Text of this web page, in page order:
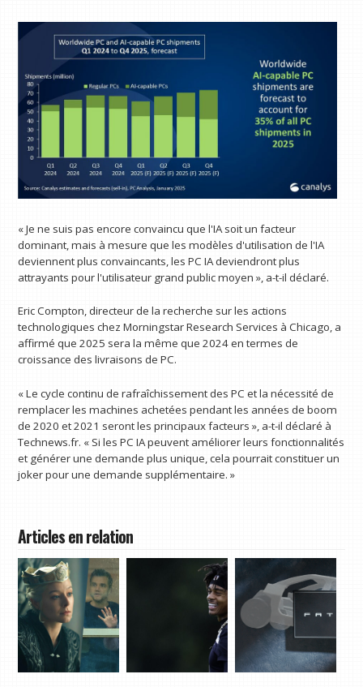
« Je ne suis pas encore convaincu que l'IA soit un facteur
dominant, mais à mesure que les modèles d'utilisation de l'IA
deviennent plus convaincants, les PC IA deviendront plus
attrayants pour l'utilisateur grand public moyen », a-t-il déclaré.
Eric Compton, directeur de la recherche sur les actions
technologiques chez Morningstar Research Services à Chicago, a
affirmé que 2025 sera la même que 2024 en termes de
croissance des livraisons de PC.
« Le cycle continu de rafraîchissement des PC et la nécessité de
remplacer les machines achetées pendant les années de boom
de 2020 et 2021 seront les principaux facteurs », a-t-il déclaré à
Technews.fr. « Si les PC IA peuvent améliorer leurs fonctionnalités
et générer une demande plus unique, cela pourrait constituer un
joker pour une demande supplémentaire. »
Articles en relation